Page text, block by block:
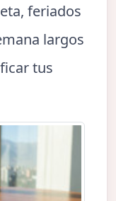
feriados
largos
tus